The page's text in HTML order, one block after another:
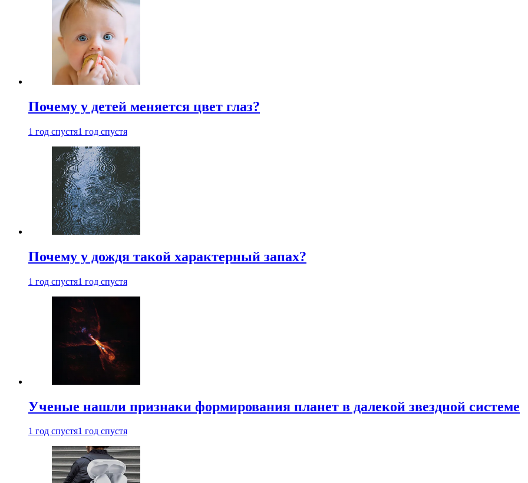
Почему у детей меняется цвет глаз?
1 год спустя1 год спустя
Почему у дождя такой характерный запах?
1 год спустя1 год спустя
Ученые нашли признаки формирования планет в далекой звездной системе
1 год спустя1 год спустя